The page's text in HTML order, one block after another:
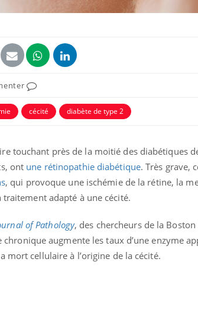
cécité diabète de type 2
touchant près de la moitié des diabétiques
ont une rétinopathie diabétique. Très grave,
, qui provoque une ischémie de la rétine, la
adapté à une cécité.
of Pathology, des chercheurs de la
augmente les taux d’une enzyme
mort cellulaire à l’origine de la cécité.